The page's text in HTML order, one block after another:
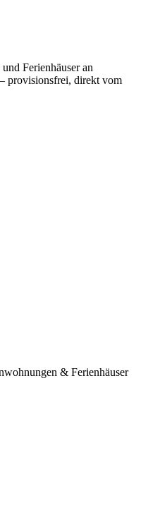
Ferienhäuser an
provisionsfrei, direkt vom
& Ferienhäuser